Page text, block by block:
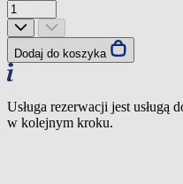
Dodaj do koszyka
Usługa rezerwacji jest
w kolejnym kroku.